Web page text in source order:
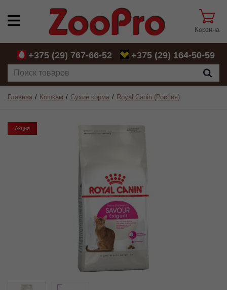
Корзина
+375 (29) 767-66-52 +375 (29) 164-50-59
Главная Кошкам Сухие корма Royal Canin (Россия)
Акция